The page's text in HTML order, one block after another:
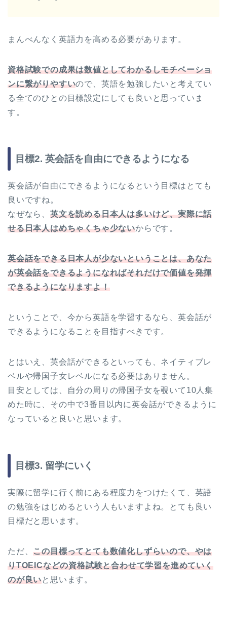
まんべんなく英語力を高める必要があります。
資格試験での成果は数値としてわかるしモチベーショ
ンに繋がりやすいので、英語を勉強したいと考えてい
る全てのひとの目標設定にしても良いと思っていま
す。
目標2. 英会話を自由にできるようになる
英会話が自由にできるようになるという目標はとても
良いですね。
なぜなら、 英文を読める日本人は多いけど、実際に話
せる日本人はめちゃくちゃ少ないからです。
英会話をできる日本人が少ないということは、あなた
が英会話をできるようになればそれだけで価値を発揮
できるようになりますよ！
ということで、今から英語を学習するなら、英会話が
できるようになることを目指すべきです。
とはいえ、英会話ができるといっても、ネイティブレ
ベルや帰国子女レベルになる必要はありません。
目安としては、自分の周りの帰国子女を覗いて10人集
めた時に、その中で3番目以内に英会話ができるように
なっていると良いと思います。
目標3. 留学にいく
実際に留学に行く前にある程度力をつけたくて、英語
の勉強をはじめるという人もいますよね。とても良い
目標だと思います。
ただ、この目標ってとても数値化しずらいので、やは
りTOEICなどの資格試験と合わせて学習を進めていく
のが良いと思います。